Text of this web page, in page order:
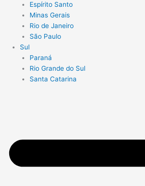
Espírito Santo
Minas Gerais
Rio de Janeiro
São Paulo
Sul
Paraná
Rio Grande do Sul
Santa Catarina